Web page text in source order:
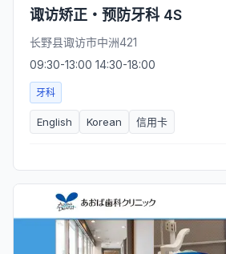
诹访矫正・预防牙科 4S
长野县诹访市中洲421
09:30-13:00 14:30-18:00
牙科
English Korean 信用卡